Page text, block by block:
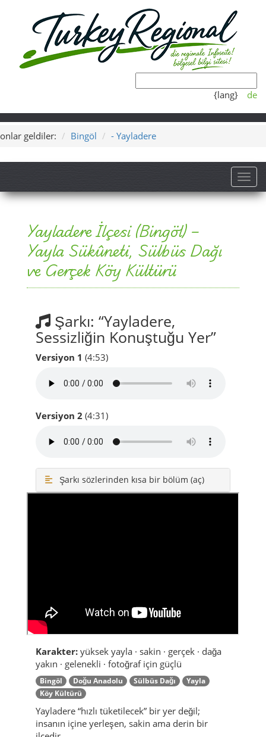
{lang} de
onlar geldiler: Bingöl - Yayladere
Yayladere İlçesi (Bingöl) –
Yayla Sükûneti, Sülbüs Dağı
ve Gerçek Köy Kültürü
Şarkı: “Yayladere,
Versiyon 1 (4:53)
Versiyon 2(4:31)
Karakter: yüksek yayla · sakin · gerçek · dağa
yakın · gelenekli · fotoğraf için güçlü